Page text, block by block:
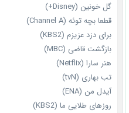
گل خونین (Disney+)
قطعا بچه توئه (Channel A)
برای دزد عزیزم (KBS2)
بازگشت قاضی (MBC)
هنر سارا (Netflix)
تب بهاری (tvN)
آیدل من (ENA)
روزهای طلایی ما (KBS2)